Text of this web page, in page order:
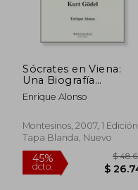
Sócrates en Viena:
Una Biografía
Intelectual de Kurt
Gödel (Ensayo)
Enrique Alonso
Montesinos, 2007, 1 Edición,
Tapa Blanda, Nuevo